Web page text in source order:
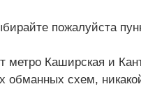
пожалуйста
метро Каширская и
обманных схем,